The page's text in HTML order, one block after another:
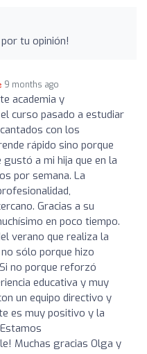
tu opinión!
9 months ago
academia y
curso pasado a estudiar
con los
rápido sino porque
a mi hija que en la
por semana. La
Gracias a su
en poco tiempo.
verano que realiza la
sólo porque hizo
no porque reforzó
educativa y muy
un equipo directivo y
es muy positivo y la
Muchas gracias Olga y